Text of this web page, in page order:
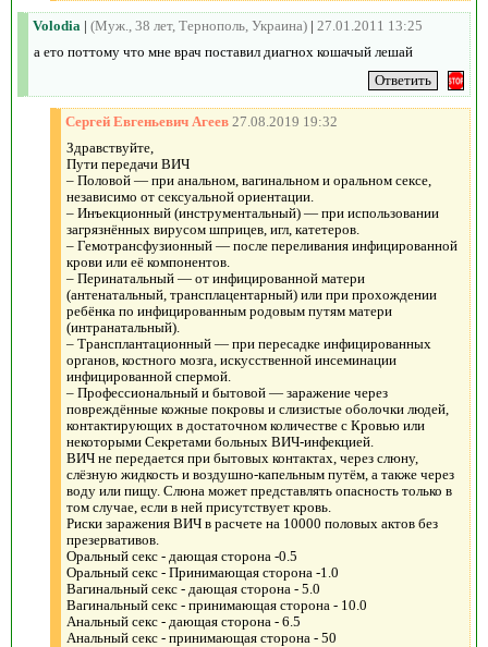
Volodia | (Муж., 38 лет, Тернополь, Украина) | 27.01.2011 13:25
а ето поттому что мне врач поставил диагнох кошачый лешай
Сергей Евгеньевич Агеев 27.08.2019 19:32
Здравствуйте,
Пути передачи ВИЧ
– Половой — при анальном, вагинальном и оральном сексе,
независимо от сексуальной ориентации.
– Инъекционный (инструментальный) — при использовании
загрязнённых вирусом шприцев, игл, катетеров.
– Гемотрансфузионный — после переливания инфицированной
крови или её компонентов.
– Перинатальный — от инфицированной матери
(антенатальный, трансплацентарный) или при прохождении
ребёнка по инфицированным родовым путям матери
(интранатальный).
– Трансплантационный — при пересадке инфицированных
органов, костного мозга, искусственной инсеминации
инфицированной спермой.
– Профессиональный и бытовой — заражение через
повреждённые кожные покровы и слизистые оболочки людей,
контактирующих в достаточном количестве с Кровью или
некоторыми Секретами больных ВИЧ-инфекцией.
ВИЧ не передается при бытовых контактах, через слюну,
слёзную жидкость и воздушно-капельным путём, а также через
воду или пищу. Слюна может представлять опасность только в
том случае, если в ней присутствует кровь.
Риски заражения ВИЧ в расчете на 10000 половых актов без
презервативов.
Оральный секс - дающая сторона -0.5
Оральный секс - Принимающая сторона -1.0
Вагинальный секс - дающая сторона - 5.0
Вагинальный секс - принимающая сторона - 10.0
Анальный секс - дающая сторона - 6.5
Анальный секс - принимающая сторона - 50